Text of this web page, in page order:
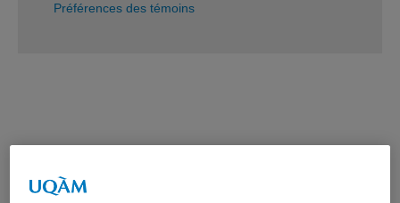
Préférences des témoins
instituts» – activité